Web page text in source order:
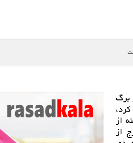
برگ
كرد،
از
از